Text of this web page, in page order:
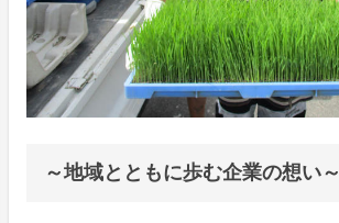
～地域とともに歩む企業の想い～